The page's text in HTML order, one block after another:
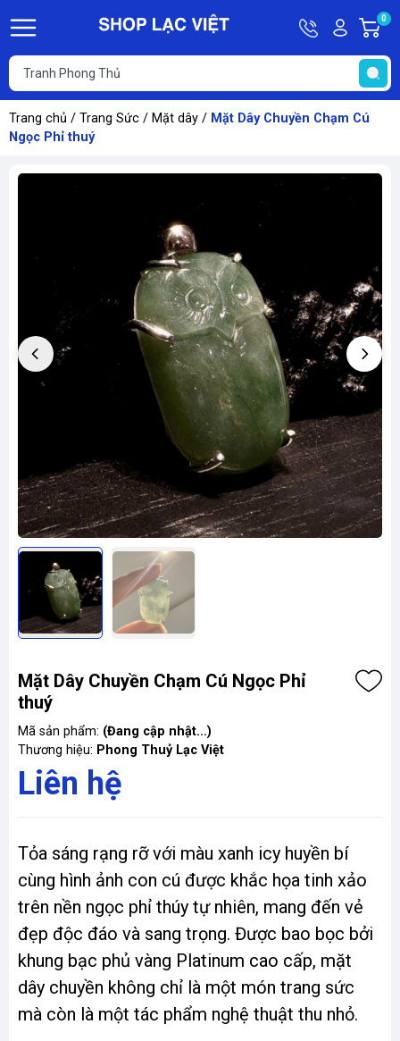
HotlineTài
khoản
Hello,
Khách
0
Trang chủ / Trang Sức / Mặt dây / Mặt Dây Chuyền Chạm Cú
Ngọc Phỉ thuý
Mặt Dây Chuyền Chạm Cú Ngọc Phỉ
thuý
Mã sản phẩm: (Đang cập nhật...)
Thương hiệu: Phong Thuỷ Lạc Việt
Liên hệ
Tỏa sáng rạng rỡ với màu xanh icy huyền bí
cùng hình ảnh con cú được khắc họa tinh xảo
trên nền ngọc phỉ thúy tự nhiên, mang đến vẻ
đẹp độc đáo và sang trọng. Được bao bọc bởi
khung bạc phủ vàng Platinum cao cấp, mặt
dây chuyền không chỉ là một món trang sức
mà còn là một tác phẩm nghệ thuật thu nhỏ.